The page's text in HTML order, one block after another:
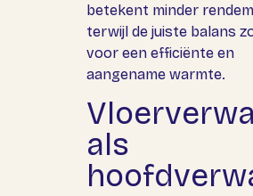
betekent minder
terwijl de juiste balans
voor een efficiënte en
aangename warmte.
als